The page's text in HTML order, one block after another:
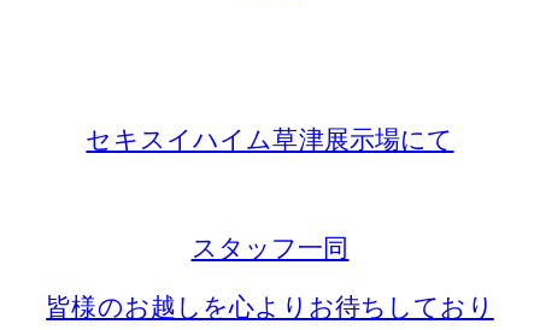
セキスイハイム草津展示場にて
スタッフ一同
皆様のお越しを心よりお待ちしており